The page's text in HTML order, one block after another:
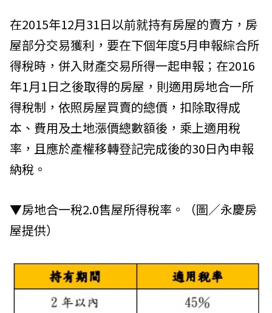
在2015年12月31日以前就持有房屋的賣方，房
屋部分交易獲利，要在下個年度5月申報綜合所
得稅時，併入財產交易所得一起申報；在2016
年1月1日之後取得的房屋，則適用房地合一所
得稅制，依照房屋買賣的總價，扣除取得成
本、費用及土地漲價總數額後，乘上適用稅
率，且應於產權移轉登記完成後的30日內申報
納稅。
▼房地合一稅2.0售屋所得稅率。（圖／永慶房
屋提供）